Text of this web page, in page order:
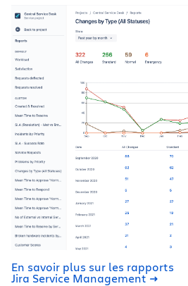
En savoir plus sur les rapports
Jira Service Management